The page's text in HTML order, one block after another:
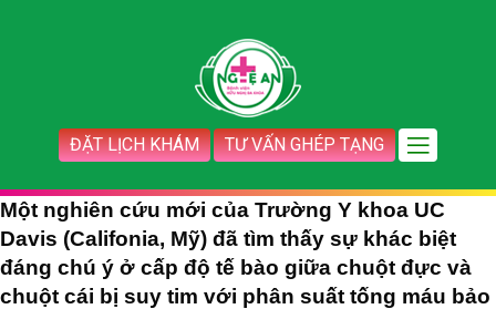
ĐẶT LỊCH KHÁM TƯ VẤN GHÉP TẠNG
Một nghiên cứu mới của Trường Y khoa UC
Davis (Califonia, Mỹ) đã tìm thấy sự khác biệt
đáng chú ý ở cấp độ tế bào giữa chuột đực và
chuột cái bị suy tim với phân suất tống máu bảo